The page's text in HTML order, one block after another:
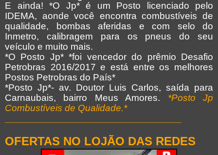
E ainda! *O Jp* é um Posto licenciado pelo
IDEMA, aonde você encontra combustíveis de
qualidade, bombas aferidas e com selo do
Inmetro, calibragem para os pneus do seu
veículo e muito mais.
*O Posto Jp* *foi vencedor do prêmio Desafio
Petrobras 2016/2017 e está entre os melhores
Postos Petrobras do País*
*Posto Jp*- av. Doutor Luis Carlos, saída para
Carnaubais, bairro Meus Amores. *Posto Jp
Combustíveis de Qualidade.*
OFERTAS NO LOJÃO DAS REDES